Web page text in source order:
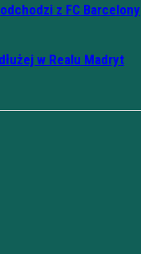
z FC Barcelony
w Realu Madryt